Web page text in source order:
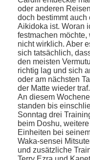
oder anderen
doch bestimmt auch
Aikidoka ist. Woran
festmachen möchte,
nicht wirklich. Aber
sich tatsächlich,
den meisten
richtig lag und sich
oder am nächsten
der Matte wieder traf.
An diesem
standen bis
Sonntag drei
beim Doshu,
Einheiten bei
Waka-sensei
und zusätzliche